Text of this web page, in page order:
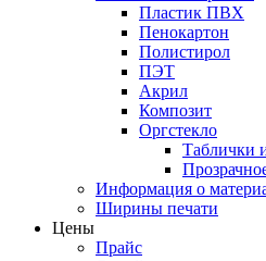
Пластик ПВХ
Пенокартон
Полистирол
ПЭТ
Акрил
Композит
Оргстекло
Таблички
Информация о
Ширины печати
Цены
Прайс